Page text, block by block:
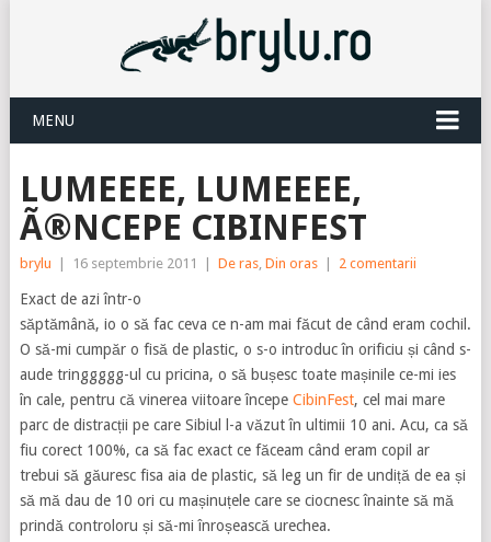
MENU
LUMEEEE, LUMEEEE,
Ã®NCEPE CIBINFEST
brylu 16 septembrie 2011 De ras, Din oras 2 comentarii
Exact de azi într-o
săptămână, io o să fac ceva ce n-am mai făcut de când eram cochil.
O să-mi cumpăr o fisă de plastic, o s-o introduc în orificiu și când s-
aude tringgggg-ul cu pricina, o să bușesc toate mașinile ce-mi ies
în cale, pentru că vinerea viitoare începe CibinFest, cel mai mare
parc de distracții pe care Sibiul l-a văzut în ultimii 10 ani. Acu, ca să
fiu corect 100%, ca să fac exact ce făceam când eram copil ar
trebui să găuresc fisa aia de plastic, să leg un fir de undiță de ea și
să mă dau de 10 ori cu mașinuțele care se ciocnesc înainte să mă
prindă controloru și să-mi înroșească urechea.